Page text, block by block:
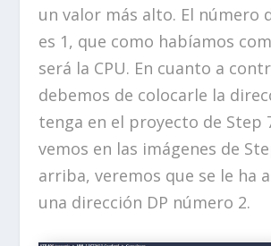
un valor más alto. El número
es 1, que como habíamos
será la CPU. En cuanto a
debemos de colocarle la
tenga en el proyecto de Step
vemos en las imágenes de
arriba, veremos que se le ha
una dirección DP número 2.